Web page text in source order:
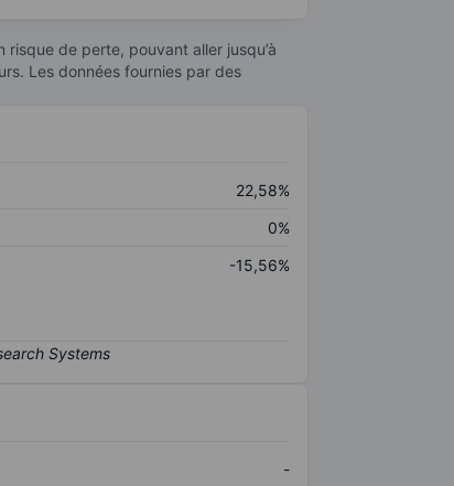
de perte, pouvant aller jusqu’à
Les données fournies par des
22,58%
0%
-15,56%
-